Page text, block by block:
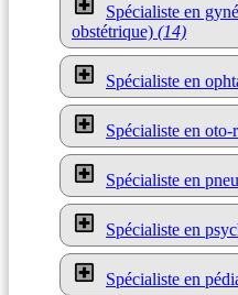
Spécialiste en
obstétrique) (14)
Spécialiste en
Spécialiste en
Spécialiste en
Spécialiste en
Spécialiste en